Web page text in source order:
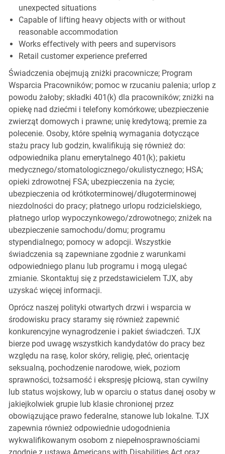
unexpected situations
Capable of lifting heavy objects with or without
reasonable accommodation
Works effectively with peers and supervisors
Retail customer experience preferred
Świadczenia obejmują zniżki pracownicze; Program
Wsparcia Pracowników; pomoc w rzucaniu palenia; urlop z
powodu żałoby; składki 401(k) dla pracowników; zniżki na
opiekę nad dziećmi i telefony komórkowe; ubezpieczenie
zwierząt domowych i prawne; unię kredytową; premie za
polecenie. Osoby, które spełnią wymagania dotyczące
stażu pracy lub godzin, kwalifikują się również do:
odpowiednika planu emerytalnego 401(k); pakietu
medycznego/stomatologicznego/okulistycznego; HSA;
opieki zdrowotnej FSA; ubezpieczenia na życie;
ubezpieczenia od krótkoterminowej/długoterminowej
niezdolności do pracy; płatnego urlopu rodzicielskiego,
płatnego urlop wypoczynkowego/zdrowotnego; zniżek na
ubezpieczenie samochodu/domu; programu
stypendialnego; pomocy w adopcji. Wszystkie
świadczenia są zapewniane zgodnie z warunkami
odpowiedniego planu lub programu i mogą ulegać
zmianie. Skontaktuj się z przedstawicielem TJX, aby
uzyskać więcej informacji.
Oprócz naszej polityki otwartych drzwi i wsparcia w
środowisku pracy staramy się również zapewnić
konkurencyjne wynagrodzenie i pakiet świadczeń. TJX
bierze pod uwagę wszystkich kandydatów do pracy bez
względu na rasę, kolor skóry, religię, płeć, orientację
seksualną, pochodzenie narodowe, wiek, poziom
sprawności, tożsamość i ekspresję płciową, stan cywilny
lub status wojskowy, lub w oparciu o status danej osoby w
jakiejkolwiek grupie lub klasie chronionej przez
obowiązujące prawo federalne, stanowe lub lokalne. TJX
zapewnia również odpowiednie udogodnienia
wykwalifikowanym osobom z niepełnosprawnościami
zgodnie z ustawą Americans with Disabilities Act oraz